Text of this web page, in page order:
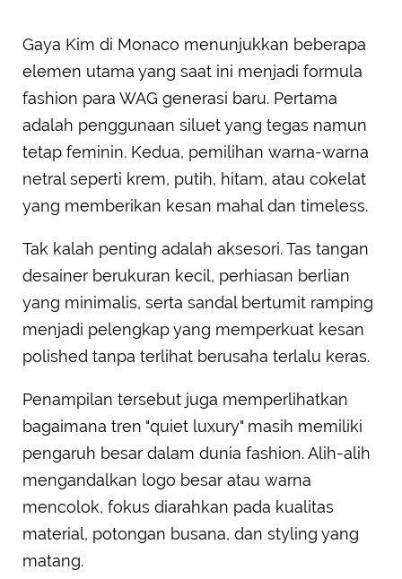
Gaya Kim di Monaco menunjukkan beberapa
elemen utama yang saat ini menjadi formula
fashion para WAG generasi baru. Pertama
adalah penggunaan siluet yang tegas namun
tetap feminin. Kedua, pemilihan warna-warna
netral seperti krem, putih, hitam, atau cokelat
yang memberikan kesan mahal dan timeless.
Tak kalah penting adalah aksesori. Tas tangan
desainer berukuran kecil, perhiasan berlian
yang minimalis, serta sandal bertumit ramping
menjadi pelengkap yang memperkuat kesan
polished tanpa terlihat berusaha terlalu keras.
Penampilan tersebut juga memperlihatkan
bagaimana tren "quiet luxury" masih memiliki
pengaruh besar dalam dunia fashion. Alih-alih
mengandalkan logo besar atau warna
mencolok, fokus diarahkan pada kualitas
material, potongan busana, dan styling yang
matang.